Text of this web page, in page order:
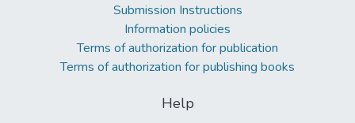
Submission Instructions
Information policies
Terms of authorization for publication
Terms of authorization for publishing books
Help